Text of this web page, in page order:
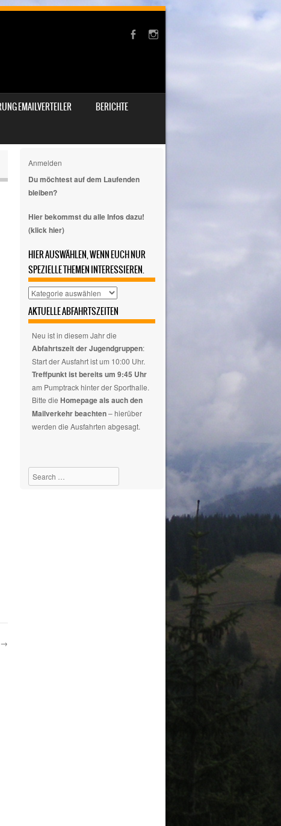
EMAILVERTEILER
BERICHTE
→
Anmelden
Du möchtest auf dem Laufenden
bleiben?
Hier bekommst du alle Infos dazu!
(klick hier)
HIER AUSWÄHLEN, WENN EUCH NUR
SPEZIELLE THEMEN INTERESSIEREN.
Hier
auswählen,
wenn
interessieren.
AKTUELLE ABFAHRTSZEITEN
Neu ist in diesem Jahr die
Abfahrtszeit der Jugendgruppen:
Start der Ausfahrt ist um 10:00 Uhr.
Treffpunkt ist bereits um 9:45 Uhr
am Pumptrack hinter der Sporthalle.
Bitte dieHomepage als auch den
Mailverkehr beachten– hierüber
werden die Ausfahrten abgesagt.
Search